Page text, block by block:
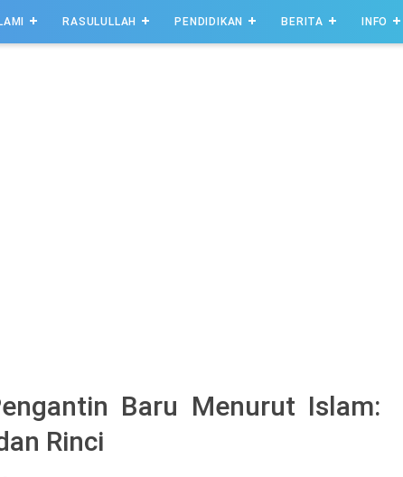
RASULULLAH PENDIDIKAN BERITA INFO
Baru Menurut Islam:
Rinci